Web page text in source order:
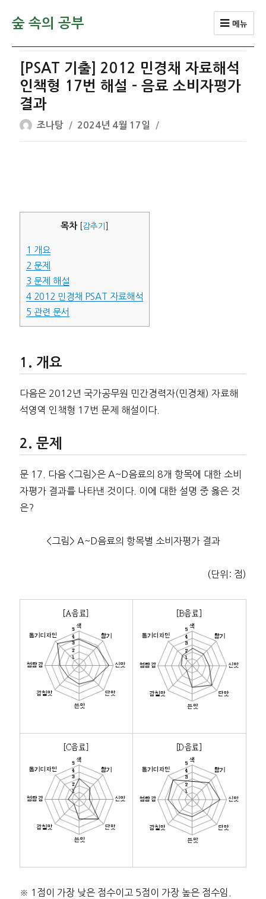
숲 속의 공부 메뉴
[PSAT 기출] 2012 민경채 자료해석
인책형 17번 해설 – 음료 소비자평가
결과
글
쓴
조나탕
작
성
2024년 4월 17일
목차 감추기
1 개요
2 문제
3 문제 해설
42012 민경채 PSAT 자료해석
5 관련 문서
개요
다음은 2012년 국가공무원 민간경력자(민경채) 자료해
석영역 인책형 17번 문제 해설이다.
문제
문 17. 다음 <그림>은 A~D음료의 8개 항목에 대한 소비
자평가 결과를 나타낸 것이다. 이에 대한 설명 중 옳은 것
은?
<그림> A~D음료의 항목별 소비자평가 결과
(단위: 점)
※ 1점이 가장 낮은 점수이고 5점이 가장 높은 점수임.